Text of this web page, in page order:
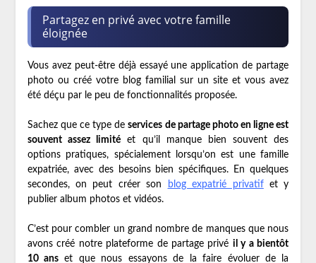
Partagez en privé avec votre famille
éloignée
Vous avez peut-être déjà essayé une application de partage
photo ou créé votre blog familial sur un site et vous avez
été déçu par le peu de fonctionnalités proposée.
Sachez que ce type deservices de partage photo en ligne est
souvent assez limité et qu’il manque bien souvent des
options pratiques, spécialement lorsqu’on est une famille
expatriée, avec des besoins bien spécifiques. En quelques
secondes, on peut créer son
blog expatrié privatifet y
publier album photos et vidéos.
C’est pour combler un grand nombre de manques que nous
avons créé notre plateforme de partage privé il y a bientôt
10 anset que nous essayons de la faire évoluer de la